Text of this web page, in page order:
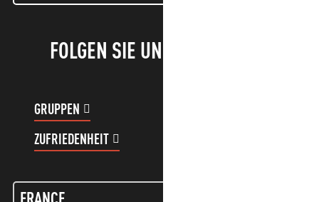
FOLGEN SIE UNS!
GRUPPEN
ZUFRIEDENHEIT